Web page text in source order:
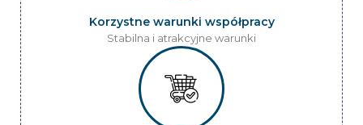
Korzystne warunki współpracy
Stabilna i atrakcyjne warunki